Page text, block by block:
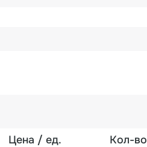
Цена / ед. Кол-во